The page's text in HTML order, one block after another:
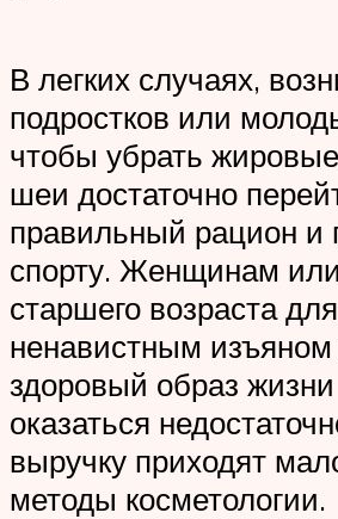
В легких случаях,
подростков или
чтобы убрать
шеи достаточно
правильный рацион и
спорту. Женщинам
старшего возраста
ненавистным изъяном
здоровый образ
оказаться
выручку приходят
методы косметологии.